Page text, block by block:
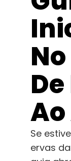
Sobre
Caça ao feno
Se
ervas